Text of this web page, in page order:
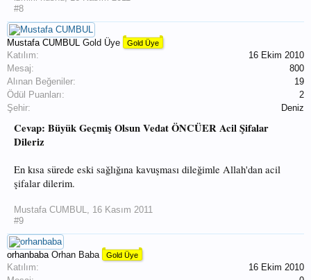
#8
Mustafa CUMBUL Gold Üye Gold Üye
Katılım:
16 Ekim 2010
Mesaj:
800
Alınan Beğeniler:
19
Ödül Puanları:
2
Şehir:
Deniz
Cevap: Büyük Geçmiş Olsun Vedat ÖNCÜER Acil Şifalar
Dileriz
En kısa sürede eski sağlığına kavuşması dileğimle Allah'dan acil
şifalar dilerim.
Mustafa CUMBUL, 16 Kasım 2011
#9
orhanbaba Orhan Baba Gold Üye
Katılım:
16 Ekim 2010